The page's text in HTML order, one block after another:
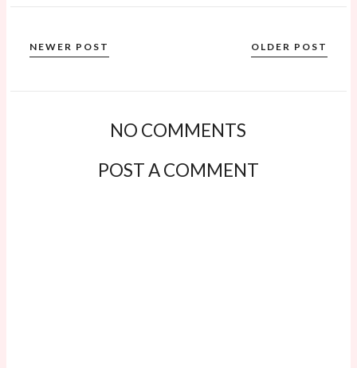
NEWER POST OLDER POST
NO COMMENTS
POST A COMMENT